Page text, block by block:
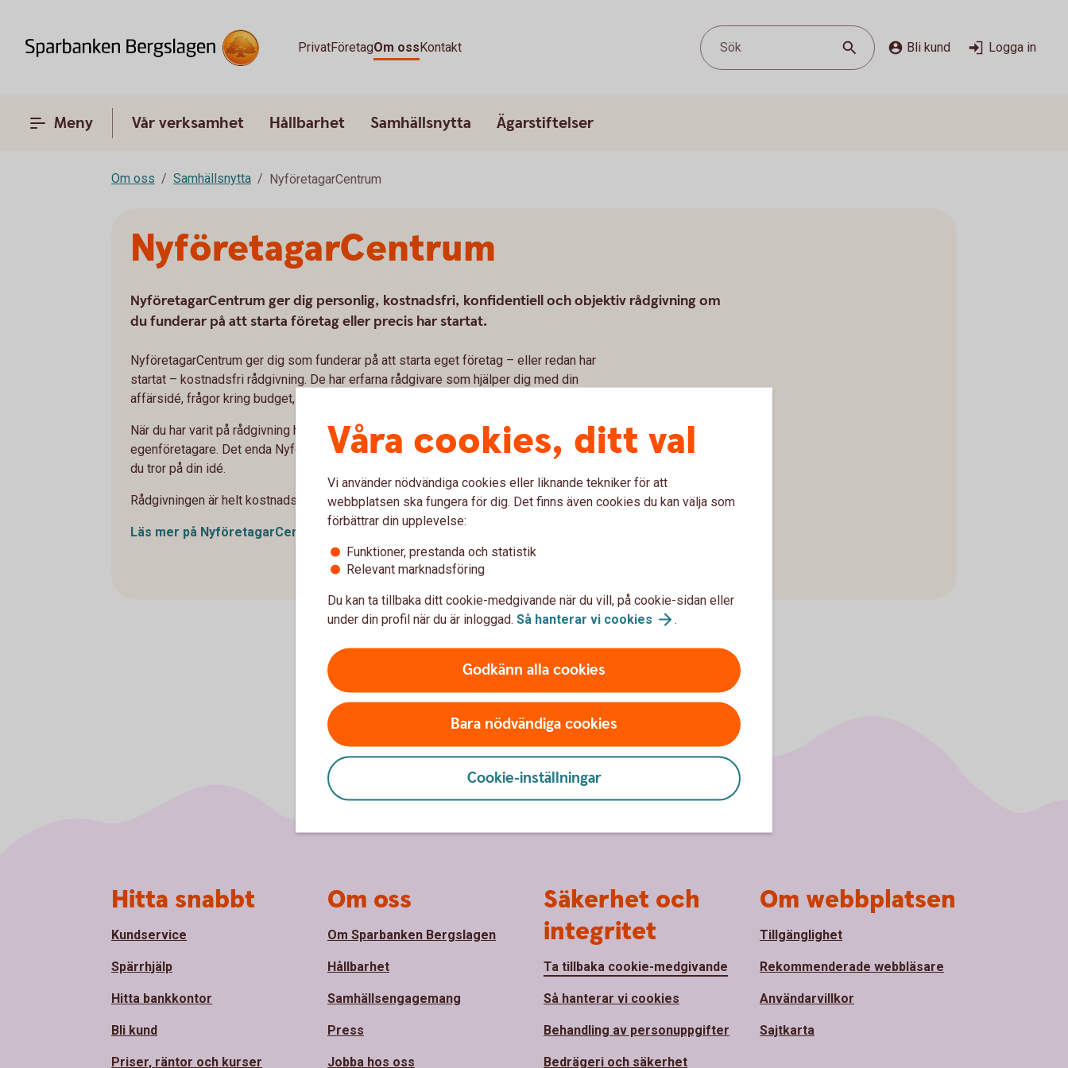
PrivatFöretagOm ossKontakt Sök Bli kund Logga in
Meny Vår verksamhet Hållbarhet Samhällsnytta Ägarstiftelser
Om oss Samhällsnytta NyföretagarCentrum
NyföretagarCentrum
NyföretagarCentrum ger dig personlig, kostnadsfri, konfidentiell och objektiv rådgivning om
du funderar på att starta företag eller precis har startat.
NyföretagarCentrum ger dig som funderar på att starta eget företag – eller redan har
startat – kostnadsfri rådgivning. De har erfarna rådgivare som hjälper dig med din
affärsidé, frågor kring budget, marknadsföring eller vad du vill som rör ditt företagande.
När du har varit på rådgivning hos oss kommer du att vara väl förberedd för livet som
egenföretagare. Det enda NyföretagarCentrum kräver av dig är ditt engagemang och att
du tror på din idé.
Rådgivningen är helt kostnadsfri.
Läs mer på NyföretagarCentrum
Våra cookies, ditt val
Vi använder nödvändiga cookies eller liknande tekniker för att
webbplatsen ska fungera för dig. Det finns även cookies du kan välja som
förbättrar din upplevelse:
Funktioner, prestanda och statistik
Relevant marknadsföring
Du kan ta tillbaka ditt cookie-medgivande när du vill, på cookie-sidan eller
under din profil när du är inloggad. Så hanterar vi cookies .
Godkänn alla cookies
Bara nödvändiga cookies
Cookie-inställningar
Hitta snabbt
Kundservice
Spärrhjälp
Hitta bankkontor
Bli kund
Priser, räntor och kurser
Om oss
Om Sparbanken Bergslagen
Hållbarhet
Samhällsengagemang
Press
Jobba hos oss
Säkerhet och
integritet
Ta tillbaka cookie-medgivande
Så hanterar vi cookies
Behandling av personuppgifter
Bedrägeri och säkerhet
Om webbplatsen
Tillgänglighet
Rekommenderade webbläsare
Användarvillkor
Sajtkarta